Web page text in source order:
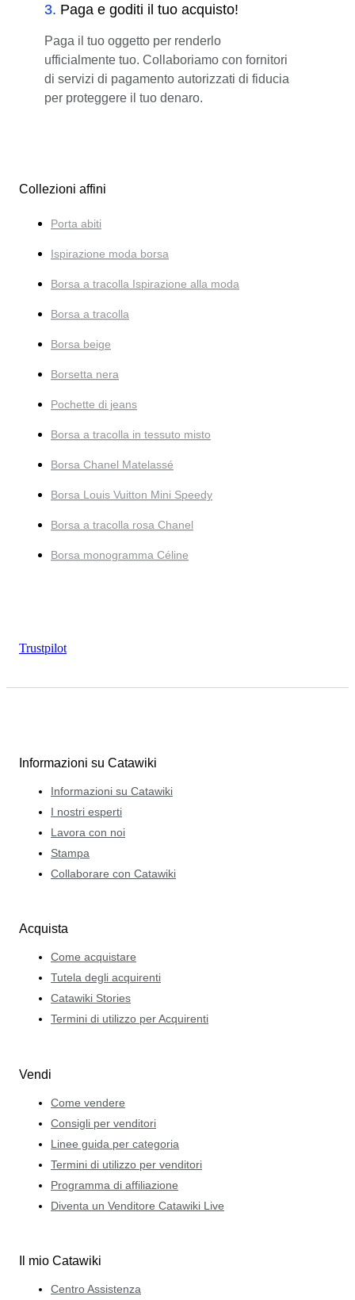
3. Paga e goditi il tuo acquisto!
Paga il tuo oggetto per renderlo
ufficialmente tuo. Collaboriamo con fornitori
di servizi di pagamento autorizzati di fiducia
per proteggere il tuo denaro.
Collezioni affini
Porta abiti
Ispirazione moda borsa
Borsa a tracolla Ispirazione alla moda
Borsa a tracolla
Borsa beige
Borsetta nera
Pochette di jeans
Borsa a tracolla in tessuto misto
Borsa Chanel Matelassé
Borsa Louis Vuitton Mini Speedy
Borsa a tracolla rosa Chanel
Borsa monogramma Céline
Trustpilot
Informazioni su Catawiki
Informazioni su Catawiki
I nostri esperti
Lavora con noi
Stampa
Collaborare con Catawiki
Acquista
Come acquistare
Tutela degli acquirenti
Catawiki Stories
Termini di utilizzo per Acquirenti
Vendi
Come vendere
Consigli per venditori
Linee guida per categoria
Termini di utilizzo per venditori
Programma di affiliazione
Diventa un Venditore Catawiki Live
Il mio Catawiki
Centro Assistenza